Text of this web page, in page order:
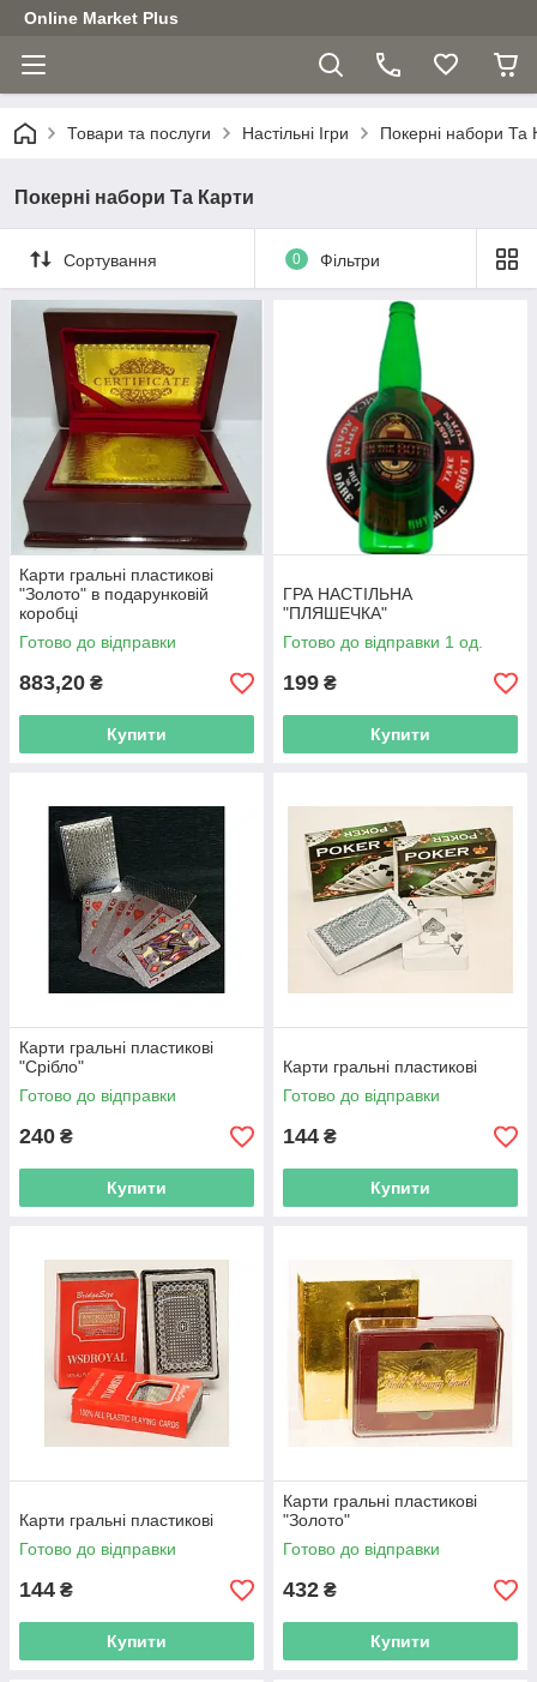
Online Market Plus
Товари та послуги Настільні Ігри Покерні набори Та
Покерні набори Та Карти
Сортування 0 Фільтри
Карти гральні пластикові
"Золото" в подарунковій
коробці
Готово до відправки
883,20 ₴
Купити
ГРА НАСТІЛЬНА
"ПЛЯШЕЧКА"
Готово до відправки 1 од.
199 ₴
Купити
Карти гральні пластикові
"Срібло"
Готово до відправки
240 ₴
Купити
Карти гральні пластикові
Готово до відправки
144 ₴
Купити
Карти гральні пластикові
Готово до відправки
144 ₴
Купити
Карти гральні пластикові
"Золото"
Готово до відправки
432 ₴
Купити